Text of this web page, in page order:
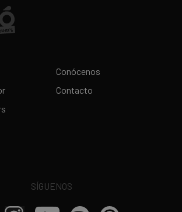
y Mantenimiento:
Conócenos
Contacto
SÍGUENOS